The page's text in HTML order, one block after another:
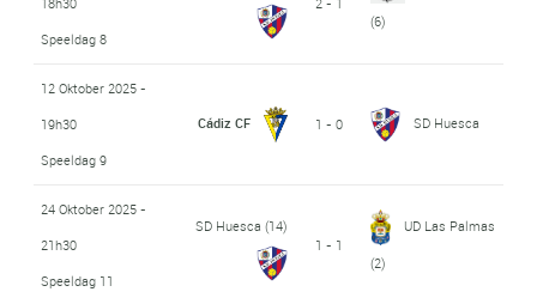
Speeldag 8
(6)
12 Oktober 2025 -
19h30
Speeldag 9
Cádiz CF 1 - 0 SD Huesca
24 Oktober 2025 -
21h30
Speeldag 11
SD Huesca (14)
1 - 1
UD Las Palmas
(2)